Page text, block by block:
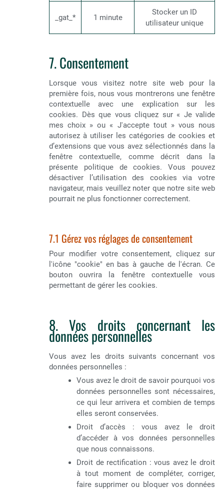
_gat_* 1 minute
Stocker un ID
utilisateur unique
7. Consentement
Lorsque vous visitez notre site web pour la
première fois, nous vous montrerons une fenêtre
contextuelle avec une explication sur les
cookies. Dès que vous cliquez sur « Je valide
mes choix » ou « J'accepte tout » vous nous
autorisez à utiliser les catégories de cookies et
d’extensions que vous avez sélectionnés dans la
fenêtre contextuelle, comme décrit dans la
présente politique de cookies. Vous pouvez
désactiver l’utilisation des cookies via votre
navigateur, mais veuillez noter que notre site web
pourrait ne plus fonctionner correctement.
7.1 Gérez vos réglages de consentement
Pour modifier votre consentement, cliquez sur
l'icône "cookie" en bas à gauche de l'écran. Ce
bouton ouvrira la fenêtre contextuelle vous
permettant de gérer les cookies.
8. Vos droits concernant les
données personnelles
Vous avez les droits suivants concernant vos
données personnelles :
Vous avez le droit de savoir pourquoi vos
données personnelles sont nécessaires,
ce qui leur arrivera et combien de temps
elles seront conservées.
Droit d’accès : vous avez le droit
d’accéder à vos données personnelles
que nous connaissons.
Droit de rectification : vous avez le droit
à tout moment de compléter, corriger,
faire supprimer ou bloquer vos données